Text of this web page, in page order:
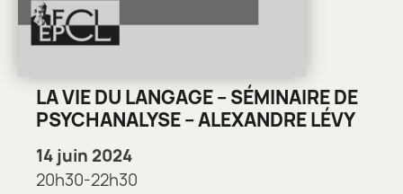
LA VIE DU LANGAGE – SÉMINAIRE DE
PSYCHANALYSE – ALEXANDRE LÉVY
14 juin 2024
20h30-22h30